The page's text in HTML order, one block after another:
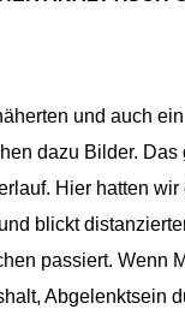
und auch ein
dazu Bilder. Das
Hier hatten wir
blickt
passiert. Wenn
Abgelenktsein